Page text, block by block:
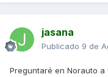
jasana
Publicado 9 de
Preguntaré en Norauto